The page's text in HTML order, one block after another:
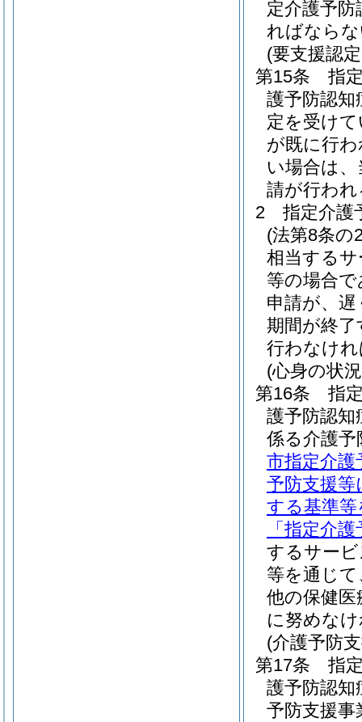
定介護予
ればなら
(要支援認
第15条
指
護予防認知
定を受け
が既に行
い場合は
請が行わ
2
指定介護
(法第8条の
相当する
等の場合
申請が、
期間が終
行わなけ
(心身の状
第16条
指
護予防認
係る介護
市指定介護
予防支援
する基準
「指定介
するサー
等を通じ
他の保健
に努めな
(介護予防
第17条
指
護予防認
予防支援